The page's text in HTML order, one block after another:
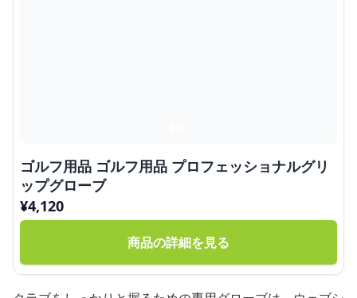
ゴルフ用品 ゴルフ用品 プロフェッショナルグリ
ップグローブ
¥4,120
商品の詳細を見る